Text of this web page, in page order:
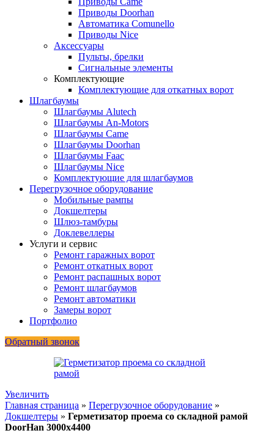
Приводы Doorhan
Автоматика Comunello
Приводы Nice
Аксессуары
Пульты, брелки
Сигнальные элементы
Комплектующие
Комплектующие для откатных ворот
Шлагбаумы
Шлагбаумы Alutech
Шлагбаумы An-Motors
Шлагбаумы Came
Шлагбаумы Doorhan
Шлагбаумы Faac
Шлагбаумы Nice
Комплектующие для шлагбаумов
Перегрузочное оборудование
Мобильные рампы
Докшелтеры
Шлюз-тамбуры
Доклевеллеры
Услуги и сервис
Ремонт гаражных ворот
Ремонт откатных ворот
Ремонт распашных ворот
Ремонт шлагбаумов
Ремонт автоматики
Замеры ворот
Портфолио
Обратный звонок
Увеличить
Главная страница » Перегрузочное оборудование »
Докшелтеры » Герметизатор проема со складной рамой
DoorHan 3000х4400